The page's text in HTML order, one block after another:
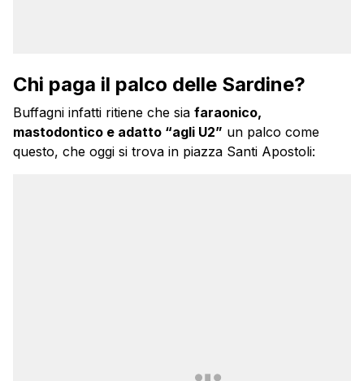
Chi paga il palco delle Sardine?
Buffagni infatti ritiene che sia faraonico,
mastodontico e adatto “agli U2” un palco come
questo, che oggi si trova in piazza Santi Apostoli: